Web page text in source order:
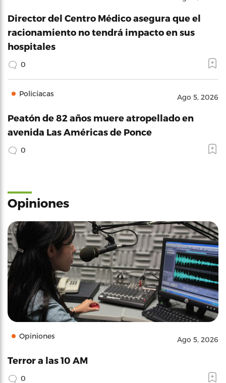
Director del Centro Médico asegura que el
racionamiento no tendrá impacto en sus
hospitales
0
Policíacas Ago 5, 2026
Peatón de 82 años muere atropellado en
avenida Las Américas de Ponce
0
Opiniones
Opiniones Ago 5, 2026
Terror a las 10 AM
0